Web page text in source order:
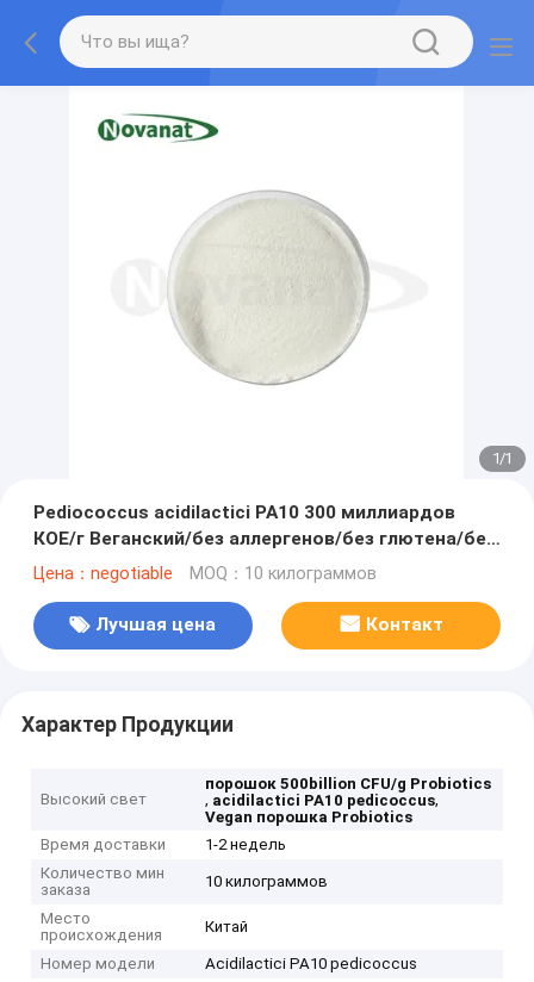
1/1
Pediococcus acidilactici PA10 300 миллиардов
КОЕ/г Веганский/без аллергенов/без глютена/без
молочных продуктов
Цена：negotiable MOQ：10 килограммов
Лучшая цена Контакт
Характер Продукции
Высокий свет
порошок 500billion CFU/g Probiotics
, acidilactici PA10 pedicoccus,
Vegan порошка Probiotics
Время доставки
1-2 недель
Количество мин
заказа
10 килограммов
Место
происхождения
Китай
Номер модели
Acidilactici PA10 pedicoccus